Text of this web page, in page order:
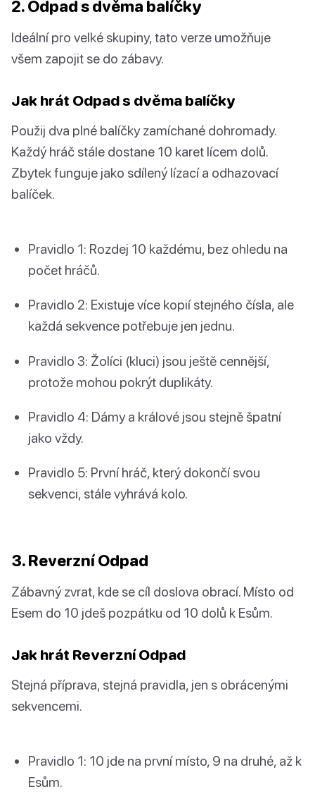
2. Odpad s dvěma balíčky
Ideální pro velké skupiny, tato verze umožňuje
všem zapojit se do zábavy.
Jak hrát Odpad s dvěma balíčky
Použij dva plné balíčky zamíchané dohromady.
Každý hráč stále dostane 10 karet lícem dolů.
Zbytek funguje jako sdílený lízací a odhazovací
balíček.
Pravidlo 1: Rozdej 10 každému, bez ohledu na
počet hráčů.
Pravidlo 2: Existuje více kopií stejného čísla, ale
každá sekvence potřebuje jen jednu.
Pravidlo 3: Žolíci (kluci) jsou ještě cennější,
protože mohou pokrýt duplikáty.
Pravidlo 4: Dámy a králové jsou stejně špatní
jako vždy.
Pravidlo 5: První hráč, který dokončí svou
sekvenci, stále vyhrává kolo.
3. Reverzní Odpad
Zábavný zvrat, kde se cíl doslova obrací. Místo od
Esem do 10 jdeš pozpátku od 10 dolů k Esům.
Jak hrát Reverzní Odpad
Stejná příprava, stejná pravidla, jen s obrácenými
sekvencemi.
Pravidlo 1: 10 jde na první místo, 9 na druhé, až k
Esům.